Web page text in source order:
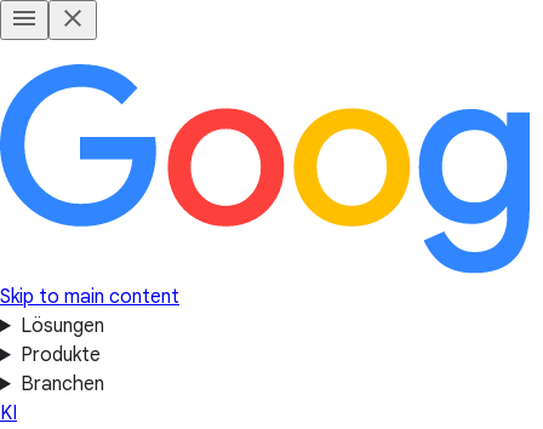
Skip to main content
Lösungen
Produkte
Branchen
KI